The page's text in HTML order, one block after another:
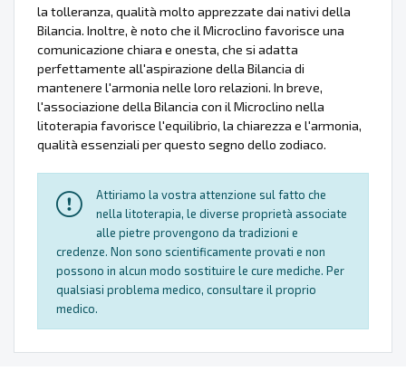
la tolleranza, qualità molto apprezzate dai nativi della
Bilancia. Inoltre, è noto che il Microclino favorisce una
comunicazione chiara e onesta, che si adatta
perfettamente all'aspirazione della Bilancia di
mantenere l'armonia nelle loro relazioni. In breve,
l'associazione della Bilancia con il Microclino nella
litoterapia favorisce l'equilibrio, la chiarezza e l'armonia,
qualità essenziali per questo segno dello zodiaco.
Attiriamo la vostra attenzione sul fatto che
nella litoterapia, le diverse proprietà associate
alle pietre provengono da tradizioni e
credenze. Non sono scientificamente provati e non
possono in alcun modo sostituire le cure mediche. Per
qualsiasi problema medico, consultare il proprio
medico.